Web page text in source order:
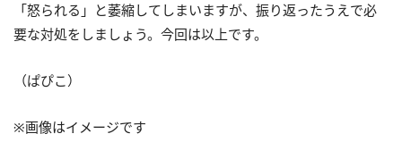
「怒られる」と萎縮してしまいますが、振り返ったうえで必
要な対処をしましょう。今回は以上です。
（ぱぴこ）
※画像はイメージです